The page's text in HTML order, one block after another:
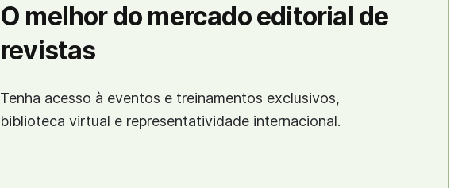
O melhor do mercado editorial de
revistas
Tenha acesso à eventos e treinamentos exclusivos,
biblioteca virtual e representatividade internacional.